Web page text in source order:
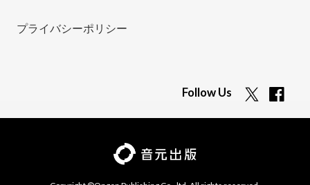
プライバシーポリシー
Follow Us